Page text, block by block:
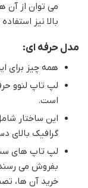
می توان از آن
بالا نیز
مدل حرفه ای:
همه چیز برای
لپ تاپ لنوو
است.
این ساختار
گرافیک بالای
لپ تاپ های
بفروش می
خرید آن ها،